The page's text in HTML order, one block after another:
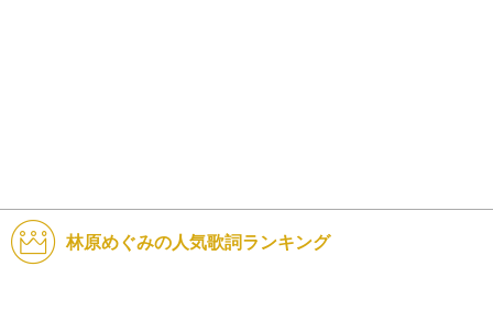
林原めぐみの人気歌詞ランキング